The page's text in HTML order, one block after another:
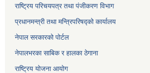
राष्ट्रिय परिचयपत्र तथा पंजीकरण विभाग
प्रधानमन्त्री तथा मन्त्रिपरिषद्को कार्यालय
नेपाल सरकारको पोर्टल
नेपालभरका साबिक र हालका ठेगाना
राष्ट्रिय योजना आयोग